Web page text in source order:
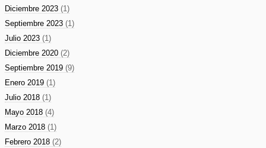
Diciembre 2023 (1)
Septiembre 2023 (1)
Julio 2023 (1)
Diciembre 2020 (2)
Septiembre 2019 (9)
Enero 2019 (1)
Julio 2018 (1)
Mayo 2018 (4)
Marzo 2018 (1)
Febrero 2018 (2)